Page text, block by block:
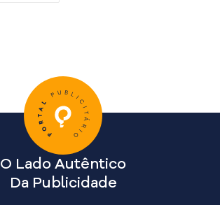
O Lado Autêntico
Da Publicidade